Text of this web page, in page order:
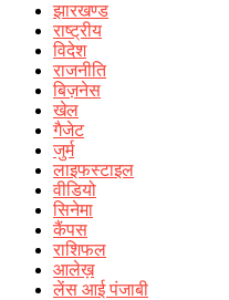
झारखण्ड
राष्ट्रीय
विदेश
राजनीति
बिज़नेस
खेल
गैजेट
जुर्म
लाइफस्टाइल
वीडियो
सिनेमा
कैंपस
राशिफल
आलेख़
लेंस आई पंजाबी